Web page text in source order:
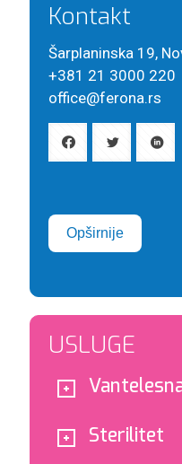
Kontakt
Šarplaninska 19,
+381 21 3000 220
office@ferona.rs
Opširnije
USLUGE
Sterilitet